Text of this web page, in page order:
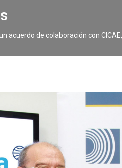
acuerdo de colaboración con